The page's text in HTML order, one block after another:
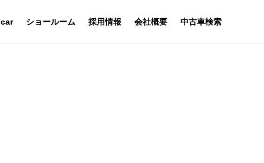
ショールーム 採用情報 会社概要 中古車検索